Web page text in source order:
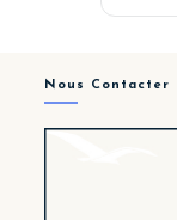
Nous Contacter